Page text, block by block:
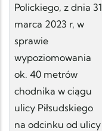
Polickiego, z dnia 31
marca 2023 r, w
sprawie
wypoziomowania
ok. 40 metrów
chodnika w ciągu
ulicy Piłsudskiego
na odcinku od ulicy